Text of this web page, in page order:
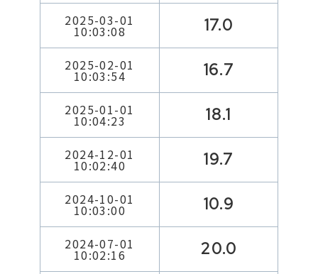
2025-03-01
10:03:08 17.0
2025-02-01
10:03:54 16.7
2025-01-01
10:04:23 18.1
2024-12-01
10:02:40 19.7
2024-10-01
10:03:00 10.9
2024-07-01
10:02:16 20.0